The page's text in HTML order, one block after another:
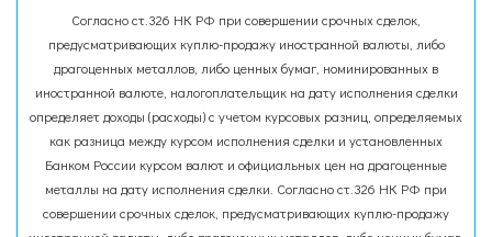
Согласно ст.326 НК РФ при совершении срочных сделок,
предусматривающих куплю-продажу иностранной валюты, либо
драгоценных металлов, либо ценных бумаг, номинированных в
иностранной валюте, налогоплательщик на дату исполнения сделки
определяет доходы (расходы) с учетом курсовых разниц, определяемых
как разница между курсом исполнения сделки и установленных
Банком России курсом валют и официальных цен на драгоценные
металлы на дату исполнения сделки. Согласно ст.326 НК РФ при
совершении срочных сделок, предусматривающих куплю-продажу